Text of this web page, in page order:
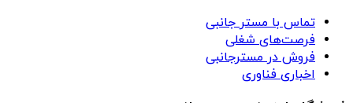
تماس با مستر جانبی
فرصت‌های شغلی
فروش در مسترجانبی
اخباری فناوری